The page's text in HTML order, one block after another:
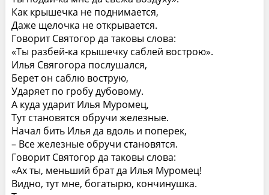
Как крышечка не поднимается,
Даже щелочка не открывается.
Говорит Святогор да таковы слова:
«Ты разбей‑ка крышечку саблей вострою».
Илья Свягогора послушался,
Берет он саблю вострую,
Ударяет по гробу дубовому.
А куда ударит Илья Муромец,
Тут становятся обручи железные.
Начал бить Илья да вдоль и поперек,
– Все железные обручи становятся.
Говорит Святогор да таковы слова:
«Ах ты, меньший брат да Илья Муромец!
Видно, тут мне, богатырю, кончинушка.